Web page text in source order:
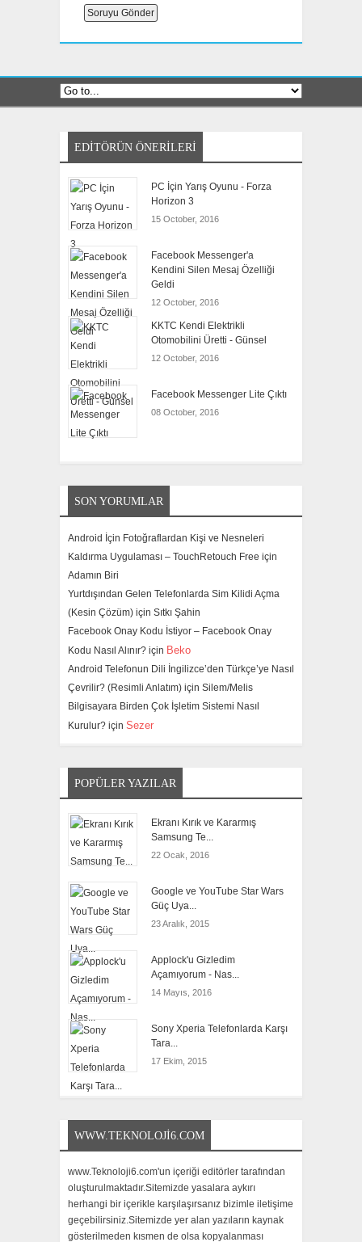
EDITÖRÜN ÖNERILERI
PC İçin Yarış Oyunu - Forza
Horizon 3
15 October, 2016
Facebook Messenger'a
Kendini Silen Mesaj Özelliği
Geldi
12 October, 2016
KKTC Kendi Elektrikli
Otomobilini Üretti - Günsel
12 October, 2016
Facebook Messenger Lite Çıktı
08 October, 2016
SON YORUMLAR
Android İçin Fotoğraflardan Kişi ve Nesneleri
Kaldırma Uygulaması – TouchRetouch Free için
Adamın Biri
Yurtdışından Gelen Telefonlarda Sim Kilidi Açma
(Kesin Çözüm) için Sıtkı Şahin
Facebook Onay Kodu İstiyor – Facebook Onay
Kodu Nasıl Alınır? için Beko
Android Telefonun Dili İngilizce’den Türkçe’ye Nasıl
Çevrilir? (Resimli Anlatım) için Silem/Melis
Bilgisayara Birden Çok İşletim Sistemi Nasıl
Kurulur? için Sezer
POPÜLER YAZILAR
Ekranı Kırık ve Kararmış
Samsung Te...
22 Ocak, 2016
Google ve YouTube Star Wars
Güç Uya...
23 Aralık, 2015
Applock'u Gizledim
Açamıyorum - Nas...
14 Mayıs, 2016
Sony Xperia Telefonlarda Karşı
Tara...
17 Ekim, 2015
WWW.TEKNOLOJI6.COM
www.Teknoloji6.com'un içeriği editörler tarafından
oluşturulmaktadır.Sitemizde yasalara aykırı
herhangi bir içerikle karşılaşırsanız bizimle iletişime
geçebilirsiniz.Sitemizde yer alan yazıların kaynak
gösterilmeden kısmen de olsa kopyalanması